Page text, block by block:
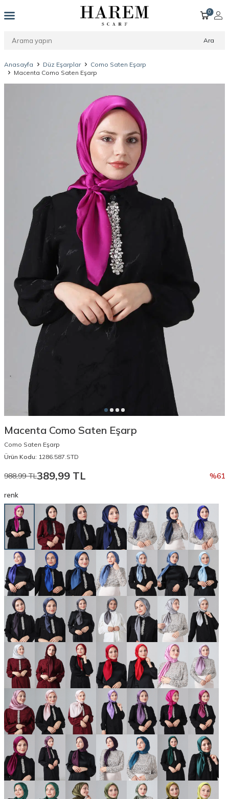
Ara
0
Anasayfa Düz Eşarplar
Como Saten Eşarp
Macenta Como Saten Eşarp
Macenta Como Saten Eşarp
Como Saten Eşarp
Ürün Kodu: 1286.587.STD
988,99TL389,99 TL %61
renk